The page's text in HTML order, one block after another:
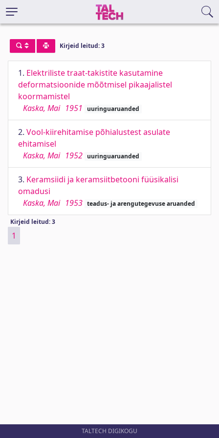
Kirjeid leitud: 3
1. Elektriliste traat-takistite kasutamine
deformatsioonide mõõtmisel pikaajalistel
koormamistel
Kaska, Mai 1951 uuringuaruanded
2. Vool-kiirehitamise põhialustest asulate
ehitamisel
Kaska, Mai 1952 uuringuaruanded
3. Keramsiidi ja keramsiitbetooni füüsikalisi
omadusi
Kaska, Mai 1953 teadus- ja arengutegevuse aruanded
Kirjeid leitud: 3
1
TALTECH DIGIKOGU